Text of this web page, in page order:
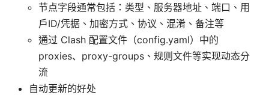
节点字段通常包括：类型、服务器地址、端口、用
户ID/凭据、加密方式、协议、混淆、备注等
通过 Clash 配置文件（config.yaml）中的
proxies、proxy-groups、规则文件等实现动态分
流
自动更新的好处